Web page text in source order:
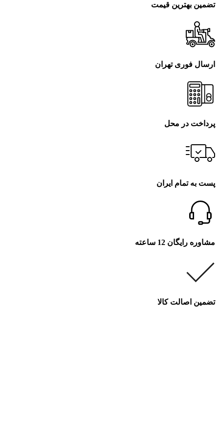
تضمین بهترین قیمت
ارسال فوری تهران
پرداخت در محل
پست به تمام ایران
مشاوره رایگان 12 ساعته
تضمین اصالت کالا